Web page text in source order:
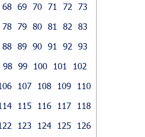
68 69 70 71 72
73
78 79 80 81 82
83
88 89 90 91 92
93
98 99 100 101
102
107 108 109
110
115 116 117
118
123 124 125
126